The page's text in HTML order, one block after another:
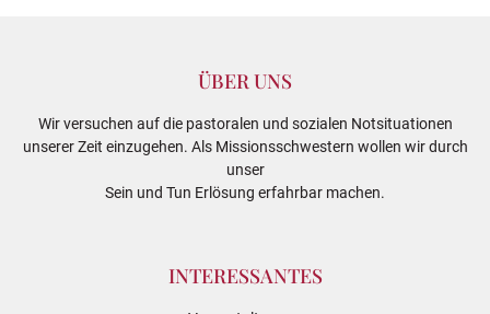
ÜBER UNS
Wir versuchen auf die pastoralen und sozialen Notsituationen
unserer Zeit einzugehen. Als Missionsschwestern wollen wir durch
unser
Sein und Tun Erlösung erfahrbar machen.
INTERESSANTES